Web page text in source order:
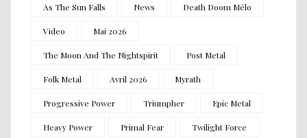
As The Sun Falls News Death Doom Mélo
Video Mai 2026
The Moon And The Nightspirit Post Metal
Folk Metal Avril 2026 Myrath
Progressive Power Triumpher Epic Metal
Heavy Power Primal Fear Twilight Force